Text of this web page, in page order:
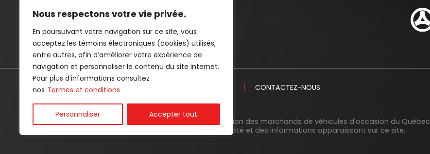
Nous respectons votre vie privée.
En poursuivant votre navigation sur ce site, vous
acceptez les témoins électroniques (cookies) utilisés,
entre autres, afin d’améliorer votre expérience de
navigation et personnaliser le contenu du site internet.
Pour plus d’informations consultez
nos Termes et conditions
Personnaliser Accepter tout
503 boul Vachon Nord, Sainte-marie (Québec), G6E 1L8
(418) 387-5292
(866) 380-5292
ACCUEIL INVENTAIRE CONTACTEZ-NOUS
Termes et conditions| © Tous droits réservés 2026
Association des marchands de véhicules d'occasion du Québec
AMVOQ ne se tient pas responsable du contenu, de la publicité et des informations apparaissant sur ce site.